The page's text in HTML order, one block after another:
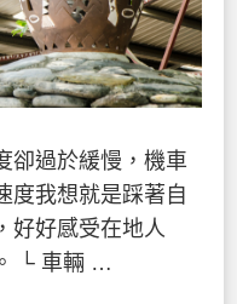
卻過於緩慢，機車
度我想就是踩著自
好好感受在地人
└ 車輛 …